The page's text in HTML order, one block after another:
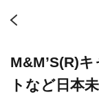
M&M’S(R)
トなど日本